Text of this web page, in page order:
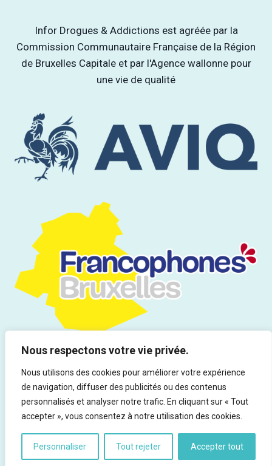
Nous respectons votre vie privée.
Nous utilisons des cookies pour améliorer votre expérience
de navigation, diffuser des publicités ou des contenus
personnalisés et analyser notre trafic. En cliquant sur « Tout
accepter », vous consentez à notre utilisation des cookies.
Personnaliser Tout rejeter Accepter tout
Infor Drogues & Addictions est agréée par la
Commission Communautaire Française de la Région
de Bruxelles Capitale et par l'Agence wallonne pour
une vie de qualité
Tous droits réservés | Infor Drogues & Addictions asbl - Rue du
Marteau 19, 1000 Bruxelles - Ed. responsable : Rocco Vitali